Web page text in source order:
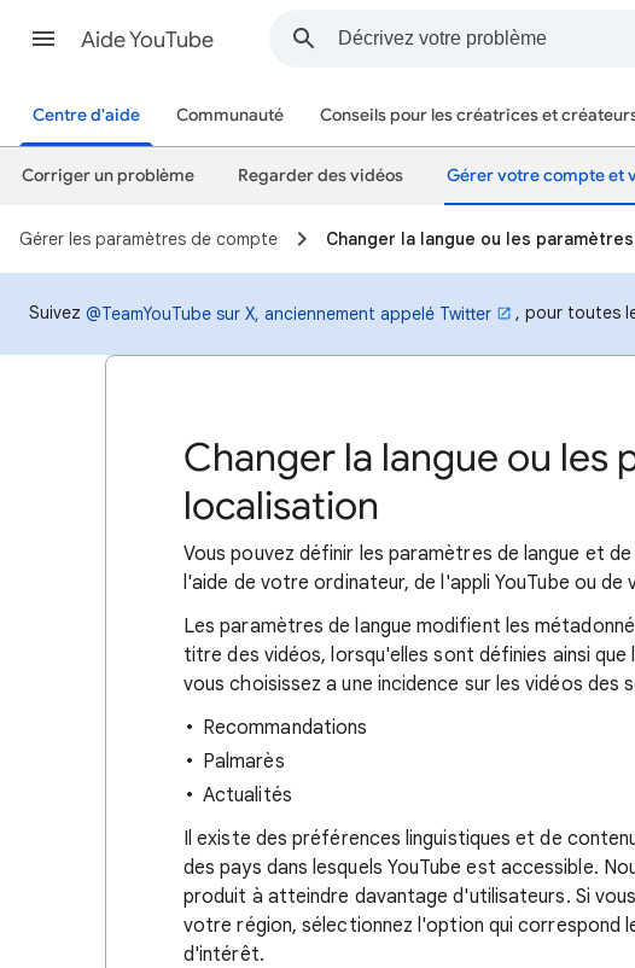
Aide YouTube
Centre d'aide Communauté Conseils pour les créatrices et
Corriger un problème Regarder des vidéos Gérer votre compte et
Gérer les paramètres de compte Changer la langue ou les
Suivez @TeamYouTube sur X, anciennement appelé Twitter , pour toutes
Changer la langue ou les
localisation
Vous pouvez définir les paramètres de langue et
l'aide de votre ordinateur, de l'appli YouTube ou de
Les paramètres de langue modifient les
titre des vidéos, lorsqu'elles sont définies ainsi
vous choisissez a une incidence sur les vidéos des
Recommandations
Palmarès
Actualités
Il existe des préférences linguistiques et de
des pays dans lesquels YouTube est accessible.
produit à atteindre davantage d'utilisateurs. Si
votre région, sélectionnez l'option qui correspond
d'intérêt.